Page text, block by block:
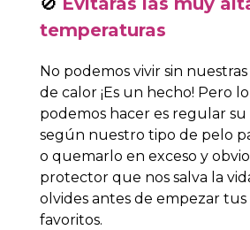
temperaturas
No podemos vivir sin
de calor ¡Es un hecho! Pero
podemos hacer es regular
según nuestro tipo de pelo
o quemarlo en exceso y
protector que nos salva la
olvides antes de empezar tus
favoritos.